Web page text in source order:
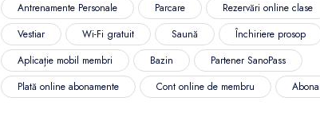
Antrenamente Personale Parcare Rezervări online clase
Vestiar
Wi-Fi gratuit Saună
Închiriere prosop
Aplicație mobil membri
Bazin
Partener SanoPass
Plată online abonamente
Cont online de membru